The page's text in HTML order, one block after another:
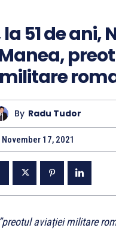
51 de ani,
By Radu Tudor
November 17, 2021
aviației militare